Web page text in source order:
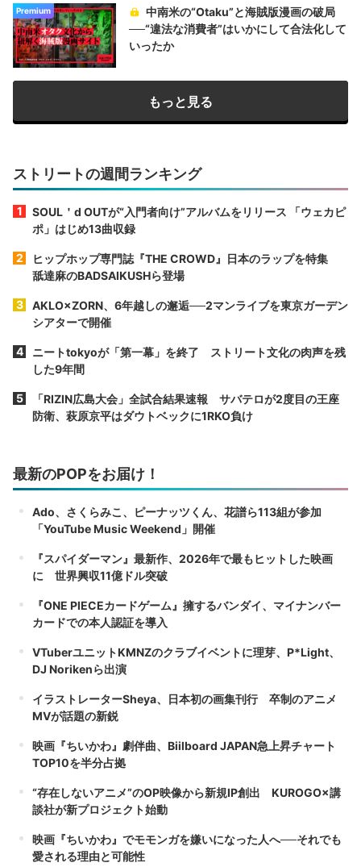
Premium
中南米の“Otaku”と海賊版漫画の破局
──“違法な消費者”はいかにして合法化して
いったか
もっと見る
ストリートの週間ランキング
SOUL＇d OUTが“入門者向け”アルバムをリリース 「ウェカピ
ポ」はじめ13曲収録
ヒップホップ専門誌『THE CROWD』日本のラップを特集
舐達麻のBADSAIKUSHら登場
AKLO×ZORN、6年越しの邂逅──2マンライブを東京ガーデン
シアターで開催
ニートtokyoが「第一幕」を終了 ストリート文化の肉声を残
した9年間
「RIZIN広島大会」全試合結果速報 サバテロが2度目の王座
防衛、萩原京平はダウトベックに1RKO負け
最新のPOPをお届け！
Ado、さくらみこ、ピーナッツくん、花譜ら113組が参加
「YouTube Music Weekend」開催
『スパイダーマン』最新作、2026年で最もヒットした映画
に 世界興収11億ドル突破
『ONE PIECEカードゲーム』擁するバンダイ、マイナンバー
カードでの本人認証を導入
VTuberユニットKMNZのクラブイベントに理芽、P*Light、
DJ Norikenら出演
イラストレーターSheya、日本初の画集刊行 卒制のアニメ
MVが話題の新鋭
映画『ちいかわ』劇伴曲、Biilboard JAPAN急上昇チャート
TOP10を半分占拠
“存在しないアニメ”のOP映像から新規IP創出 KUROGO×講
談社が新プロジェクト始動
映画『ちいかわ』でモモンガを嫌いになった人へ──それでも
愛される理由と可能性